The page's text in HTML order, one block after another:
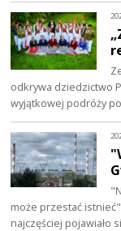
odkrywa dziedzictwo
wyjątkowej podróży
może przestać
najczęściej pojawiało